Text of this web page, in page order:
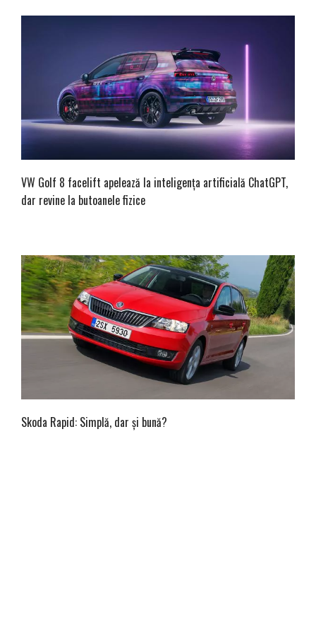
VW Golf 8 facelift apelează la inteligența artificială ChatGPT,
dar revine la butoanele fizice
Skoda Rapid: Simplă, dar și bună?